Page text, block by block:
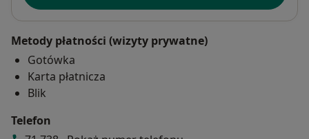
Metody płatności (wizyty prywatne)
Gotówka
Karta płatnicza
Blik
Telefon